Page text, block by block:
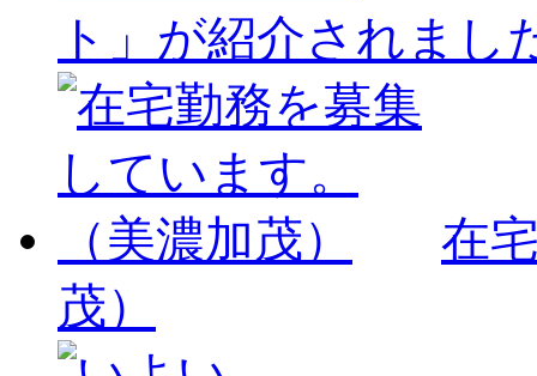
ト」が紹介されまし
在
茂）